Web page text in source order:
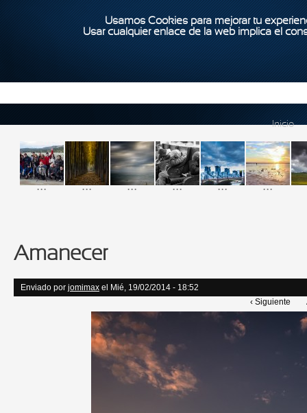
Usamos Cookies para mejorar tu
Usar cualquier enlace de la web implica el
Inicio
... ... ... ... ... ...
Amanecer
Enviado por jomimax el Mié, 19/02/2014 - 18:52
‹ Siguiente